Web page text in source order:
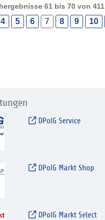
61 bis 70 von 411
4 5 6 7 8 9 10
DPolG Service
DPolG Markt Shop
DPolG Markt Select